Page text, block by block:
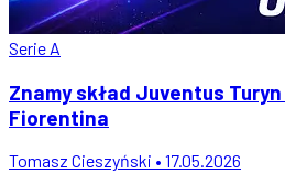
Serie A
Znamy skład Juventus
Fiorentina
Tomasz Cieszyński • 17.05.2026